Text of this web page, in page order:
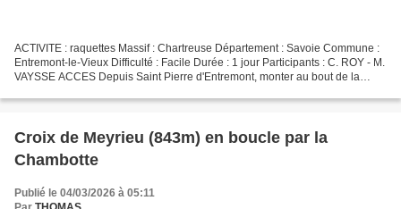
ACTIVITE : raquettes Massif : Chartreuse Département : Savoie Commune :
Entremont-le-Vieux Difficulté : Facile Durée : 1 jour Participants : C. ROY - M.
VAYSSE ACCES Depuis Saint Pierre d'Entremont, monter au bout de la
Croix de Meyrieu (843m) en boucle par la
Chambotte
Publié le 04/03/2026 à 05:11